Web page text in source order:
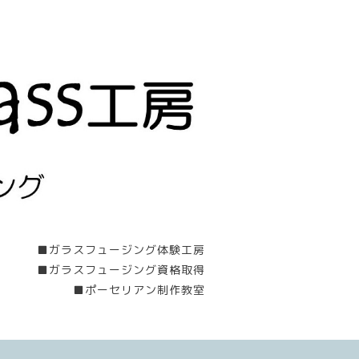
■ガラスフュージング体験工房
■ガラスフュージング資格取得
■ポーセリアン制作教室